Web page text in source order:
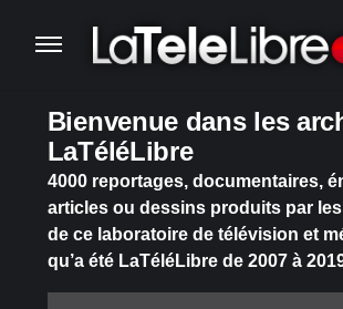
Bienvenue dans les
LaTéléLibre
4000 reportages, documentaires,
articles ou dessins produits par
de ce laboratoire de télévision et
qu’a été LaTéléLibre de 2007 à